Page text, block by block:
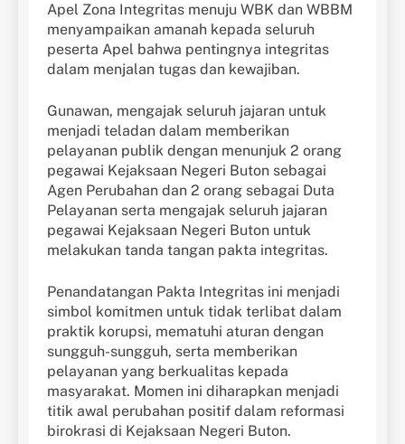
Apel Zona Integritas menuju WBK dan WBBM
menyampaikan amanah kepada seluruh
peserta Apel bahwa pentingnya integritas
dalam menjalan tugas dan kewajiban.
Gunawan, mengajak seluruh jajaran untuk
menjadi teladan dalam memberikan
pelayanan publik dengan menunjuk 2 orang
pegawai Kejaksaan Negeri Buton sebagai
Agen Perubahan dan 2 orang sebagai Duta
Pelayanan serta mengajak seluruh jajaran
pegawai Kejaksaan Negeri Buton untuk
melakukan tanda tangan pakta integritas.
Penandatangan Pakta Integritas ini menjadi
simbol komitmen untuk tidak terlibat dalam
praktik korupsi, mematuhi aturan dengan
sungguh-sungguh, serta memberikan
pelayanan yang berkualitas kepada
masyarakat. Momen ini diharapkan menjadi
titik awal perubahan positif dalam reformasi
birokrasi di Kejaksaan Negeri Buton.